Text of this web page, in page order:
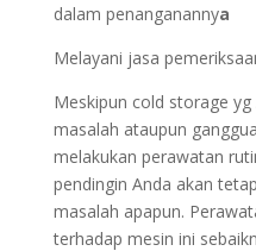
dalam penanganannya
Melayani jasa
Meskipun cold storage
masalah ataupun
melakukan perawatan
pendingin Anda akan
masalah apapun.
terhadap mesin ini